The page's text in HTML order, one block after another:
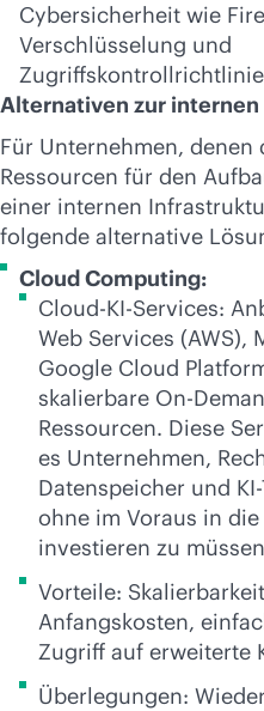
Cybersicherheit wie
Verschlüsselung und
Alternativen zur
Für Unternehmen, denen
Ressourcen für den
einer internen
folgende alternative
Cloud Computing:
Cloud-KI-Services:
Web Services (AWS),
Google Cloud
skalierbare On-
Ressourcen. Diese
es Unternehmen,
Datenspeicher und
ohne im Voraus in
investieren zu
Vorteile:
Anfangskosten,
Zugriff auf erweiterte
Überlegungen: